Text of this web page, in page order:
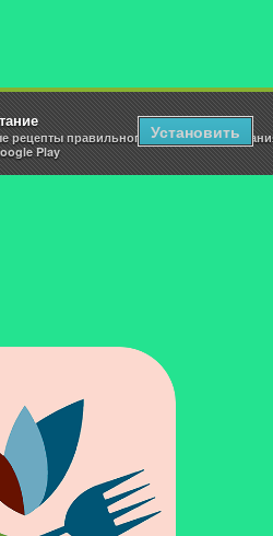
рецепты правильного и здорового
Play
Установить